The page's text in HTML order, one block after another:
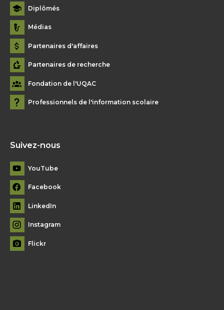
Diplômés
Médias
Partenaires d'affaires
Partenaires de recherche
Fondation de l'UQAC
Professionnels de l'information scolaire
Suivez-nous
YouTube
Facebook
LinkedIn
Instagram
Flickr